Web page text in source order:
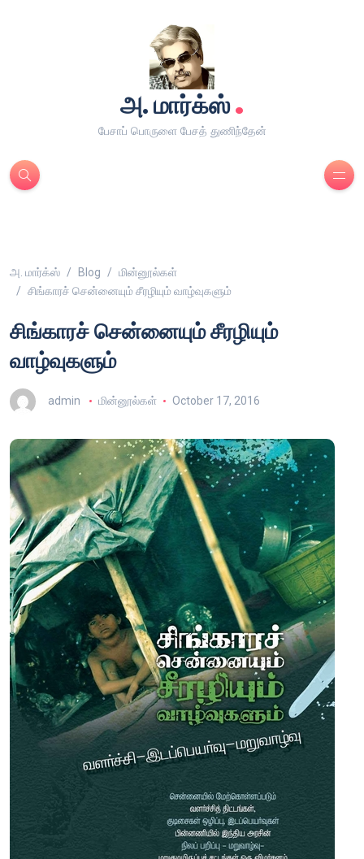
அ. மார்க்ஸ்.
பேசாப் பொருளை பேசத் துணிந்தேன்
அ. மார்க்ஸ் Blog
மின்னூல்கள்
சிங்காரச் சென்னையும் சீரழியும் வாழ்வுகளும்
சிங்காரச் சென்னையும் சீரழியும்
வாழ்வுகளும்
admin மின்னூல்கள் October 17, 2016